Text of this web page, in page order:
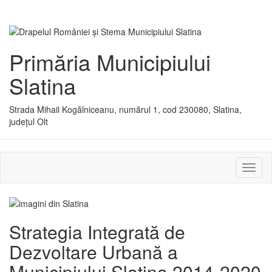
Primăria Municipiului
Slatina
Strada Mihail Kogălniceanu, numărul 1, cod 230080, Slatina,
județul Olt
sau
Strategia Integrată de
Dezvoltare Urbană a